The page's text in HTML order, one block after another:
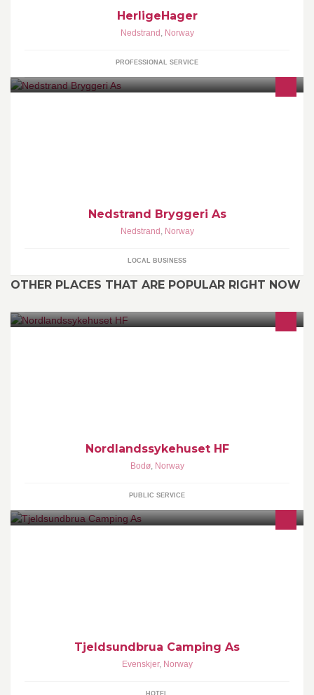
HerligeHager
Nedstrand , Norway
PROFESSIONAL SERVICE
Nedstrand Bryggeri As
Nedstrand , Norway
LOCAL BUSINESS
OTHER PLACES THAT ARE POPULAR RIGHT NOW
Nordlandssykehuset HF
Bodø, Norway
PUBLIC SERVICE
Tjeldsundbrua Camping As
Evenskjer, Norway